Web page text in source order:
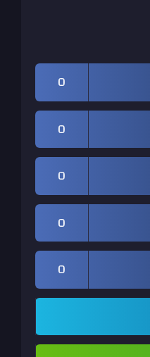
0
0
0
0
0